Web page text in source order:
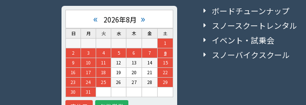
« 2026年8月 »
日 月 火 水 木 金
土
1
2
3 4 5 6 7
8
9
10 11 12 13 14
15
16
17 18 19 20 21
22
23
24 25 26 27 28
29
30
31
ボードチューンナップ
スノースクートレンタル
イベント・試乗会
スノーバイクスクール